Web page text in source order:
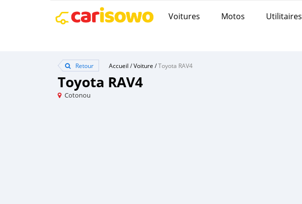
Voitures Motos Utilitaires
Retour Accueil /Voiture /Toyota RAV4
Toyota RAV4
Cotonou